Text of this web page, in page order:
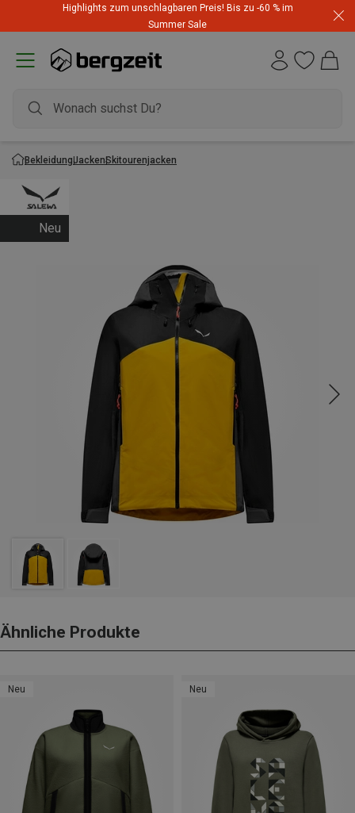
Highlights zum unschlagbaren Preis! Bis zu -60 % im
Summer Sale
BekleidungJackenSkitourenjacken
Neu
Ähnliche Produkte
Neu Neu